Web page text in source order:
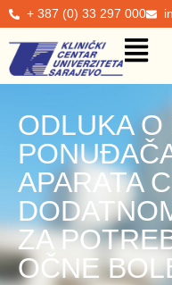
+ 387 (0) 33 297 000
ODLUKA O
APARATA
ZA
OČNE